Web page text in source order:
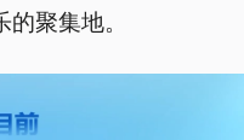
聚集地。